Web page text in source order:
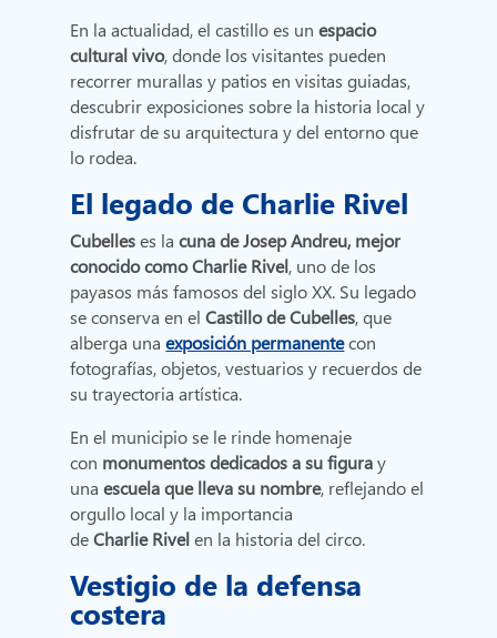
En la actualidad, el castillo es unespacio
cultural vivo, donde los visitantes pueden
recorrer murallas y patios en visitas guiadas,
descubrir exposiciones sobre la historia local y
disfrutar de su arquitectura y del entorno que
lo rodea.
El legado de Charlie Rivel
Cubelleses lacuna de Josep Andreu, mejor
conocido como Charlie Rivel, uno de los
payasos más famosos del siglo XX. Su legado
se conserva en elCastillo de Cubelles, que
alberga una exposición permanentecon
fotografías, objetos, vestuarios y recuerdos de
su trayectoria artística.
En el municipio se le rinde homenaje
con monumentos dedicados a su figuray
unaescuela que lleva su nombre, reflejando el
orgullo local y la importancia
deCharlie Rivelen la historia del circo.
Vestigio de la defensa
costera